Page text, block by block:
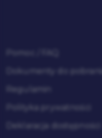
Dokumenty do pobrania
Regulamin
Polityka prywatności
Deklaracja dostępności